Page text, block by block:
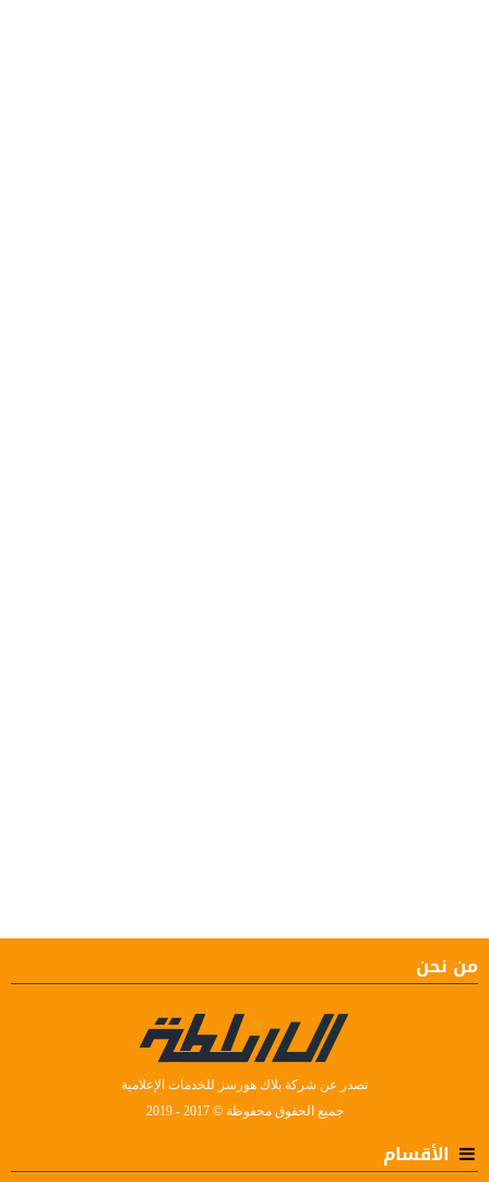
من نحن
تصدر عن شركة بلاك هورسز للخدمات الإعلامية
جميع الحقوق محفوظة © 2017 - 2019
الأقسام